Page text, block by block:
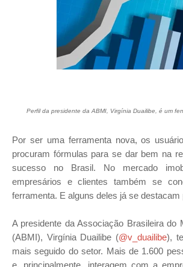
Perfil da presidente da ABMI, Virgínia Duailibe, é um
Por ser uma ferramenta nova, os
procuram fórmulas para se dar bem na
sucesso no Brasil. No mercado
empresários e clientes também se
ferramenta. E alguns deles já se destacam
A presidente da Associação Brasileira do
(ABMI), Virgínia Duailibe (@v_duailibe),
mais seguido do setor. Mais de 1.600
e, principalmente, interagem com a